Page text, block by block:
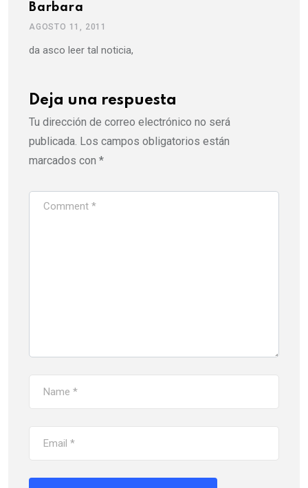
Barbara
AGOSTO 11, 2011
da asco leer tal noticia,
Deja una respuesta
Tu dirección de correo electrónico no será
publicada. Los campos obligatorios están
marcados con *